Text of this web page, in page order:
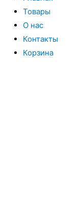
Товары
О нас
Контакты
Корзина